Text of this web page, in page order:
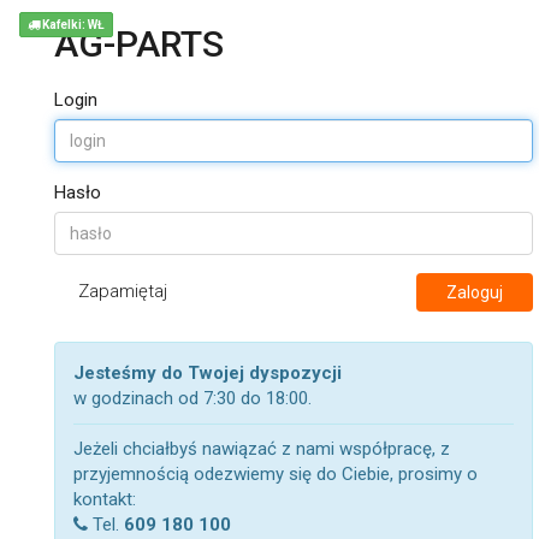
AG-PARTS
Login
Hasło
Zapamiętaj Zaloguj
Jesteśmy do Twojej dyspozycji
w godzinach od 7:30 do 18:00.
Jeżeli chciałbyś nawiązać z nami współpracę, z
przyjemnością odezwiemy się do Ciebie, prosimy o
kontakt:
Tel. 609 180 100
Kafelki: WŁ